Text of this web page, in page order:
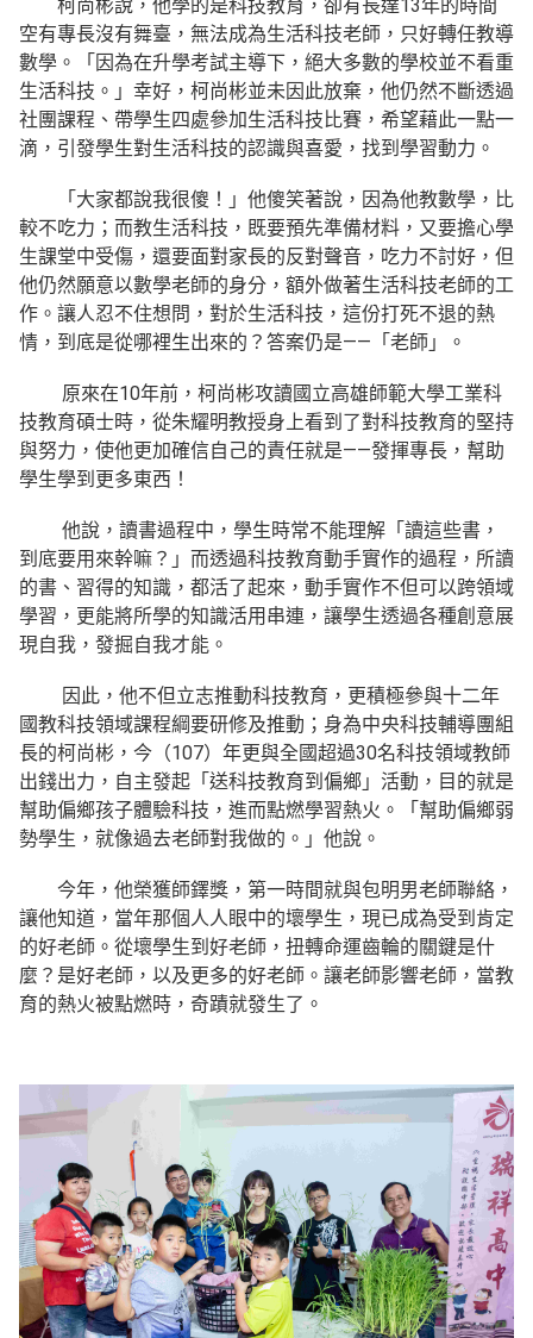
柯尚彬說，他學的是科技教育，卻有長達13年的時間
空有專長沒有舞臺，無法成為生活科技老師，只好轉任教導
數學。「因為在升學考試主導下，絕大多數的學校並不看重
生活科技。」幸好，柯尚彬並未因此放棄，他仍然不斷透過
社團課程、帶學生四處參加生活科技比賽，希望藉此一點一
滴，引發學生對生活科技的認識與喜愛，找到學習動力。
「大家都說我很傻！」他傻笑著說，因為他教數學，比
較不吃力；而教生活科技，既要預先準備材料，又要擔心學
生課堂中受傷，還要面對家長的反對聲音，吃力不討好，但
他仍然願意以數學老師的身分，額外做著生活科技老師的工
作。讓人忍不住想問，對於生活科技，這份打死不退的熱
情，到底是從哪裡生出來的？答案仍是——「老師」。
原來在10年前，柯尚彬攻讀國立高雄師範大學工業科
技教育碩士時，從朱耀明教授身上看到了對科技教育的堅持
與努力，使他更加確信自己的責任就是——發揮專長，幫助
學生學到更多東西！
他說，讀書過程中，學生時常不能理解「讀這些書，
到底要用來幹嘛？」而透過科技教育動手實作的過程，所讀
的書、習得的知識，都活了起來，動手實作不但可以跨領域
學習，更能將所學的知識活用串連，讓學生透過各種創意展
現自我，發掘自我才能。
因此，他不但立志推動科技教育，更積極參與十二年
國教科技領域課程綱要研修及推動；身為中央科技輔導團組
長的柯尚彬，今（107）年更與全國超過30名科技領域教師
出錢出力，自主發起「送科技教育到偏鄉」活動，目的就是
幫助偏鄉孩子體驗科技，進而點燃學習熱火。「幫助偏鄉弱
勢學生，就像過去老師對我做的。」他說。
今年，他榮獲師鐸獎，第一時間就與包明男老師聯絡，
讓他知道，當年那個人人眼中的壞學生，現已成為受到肯定
的好老師。從壞學生到好老師，扭轉命運齒輪的關鍵是什
麼？是好老師，以及更多的好老師。讓老師影響老師，當教
育的熱火被點燃時，奇蹟就發生了。